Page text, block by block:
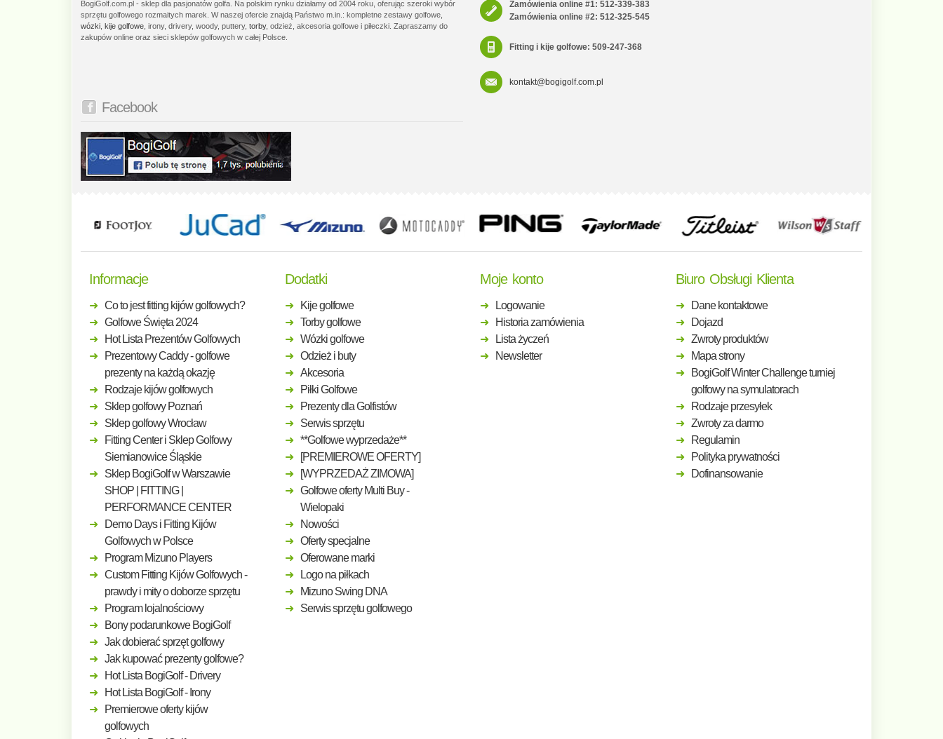
BogiGolf.com.pl - sklep dla pasjonatów golfa. Na polskim rynku działamy od 2004 roku, oferując szeroki wybór
sprzętu golfowego rozmaitych marek. W naszej ofercie znajdą Państwo m.in.: kompletne zestawy golfowe,
wózki kije golfowe , irony, drivery, woody, puttery, torby, odzież, akcesoria golfowe i piłeczki. Zapraszamy do
zakupów online oraz sieci sklepów golfowych w całej Polsce.
Zamówienia online #1: 512-339-383
Zamówienia online #2: 512-325-545
Fitting i kije golfowe: 509-247-368
kontakt@bogigolf.com.pl
Facebook
Informacje
Co to jest fitting kijów golfowych?
Golfowe Święta 2024
Hot Lista Prezentów Golfowych
Prezentowy Caddy - golfowe
prezenty na każdą okazję
Rodzaje kijów golfowych
Sklep golfowy Poznań
Sklep golfowy Wrocław
Fitting Center i Sklep Golfowy
Siemianowice Śląskie
Sklep BogiGolf w Warszawie
SHOP | FITTING |
PERFORMANCE CENTER
Demo Days i Fitting Kijów
Golfowych w Polsce
Program Mizuno Players
Custom Fitting Kijów Golfowych -
prawdy i mity o doborze sprzętu
Program lojalnościowy
Bony podarunkowe BogiGolf
Jak dobierać sprzęt golfowy
Jak kupować prezenty golfowe?
Hot Lista BogiGolf - Drivery
Hot Lista BogiGolf - Irony
Premierowe oferty kijów
golfowych
Dodatki
Kije golfowe
Torby golfowe
Wózki golfowe
Odzież i buty
Akcesoria
Piłki Golfowe
Prezenty dla Golfistów
Serwis sprzętu
**Golfowe wyprzedaże**
[PREMIEROWE OFERTY]
[WYPRZEDAŻ ZIMOWA]
Golfowe oferty Multi Buy -
Wielopaki
Nowości
Oferty specjalne
Oferowane marki
Logo na piłkach
Mizuno Swing DNA
Serwis sprzętu golfowego
Moje konto
Logowanie
Historia zamówienia
Lista życzeń
Newsletter
Biuro Obsługi Klienta
Dane kontaktowe
Dojazd
Zwroty produktów
Mapa strony
BogiGolf Winter Challenge turniej
golfowy na symulatorach
Rodzaje przesyłek
Zwroty za darmo
Regulamin
Polityka prywatności
Dofinansowanie